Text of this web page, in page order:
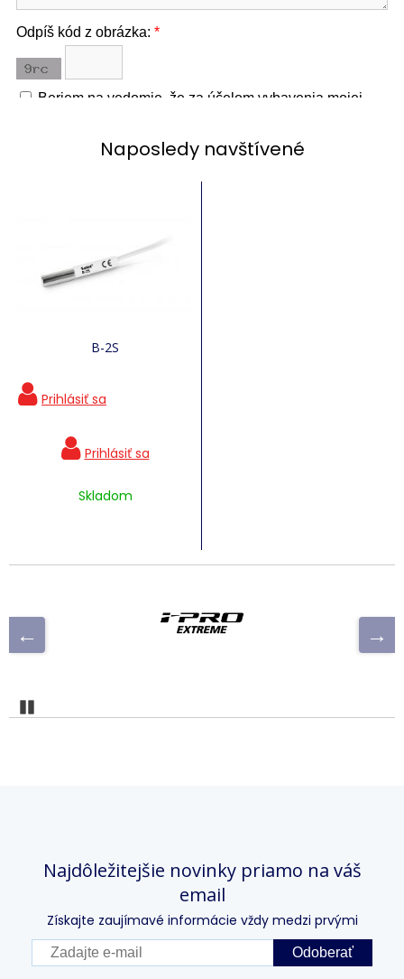
Naposledy navštívené
B-2S
Skladom
Najdôležitejšie novinky priamo na váš
email
Získajte zaujímavé informácie vždy medzi prvými
Odoberať